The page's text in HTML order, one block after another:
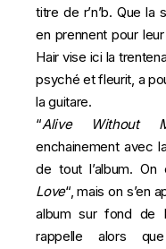
titre de r’n’b. Que
en prennent pour
Hair vise ici la
psyché et fleurit, a
la guitare.
“Alive Without
enchainement avec
de tout l’album.
Love“, mais on s’en
album sur fond de
rappelle alors